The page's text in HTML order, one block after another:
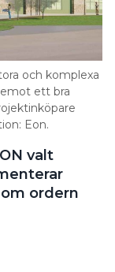
och komplexa
ett bra
Eon.
valt
ordern